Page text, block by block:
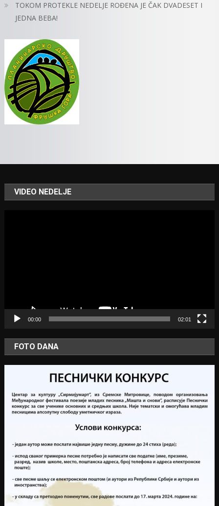
TOKOM PROTEKLE NEDELJE ROĐENA JE ČAK DVADESET I
JEDNA BEBA!
VIDEO NEDELJE
00:00 02:01
FOTO DANA